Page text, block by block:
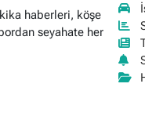
haberleri, köşe
seyahate her